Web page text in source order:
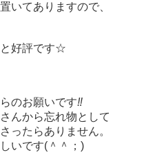
いてありますので、
と好評です☆
のお願いです‼
んから忘れ物として
ったらありません。
いです(＾＾；)